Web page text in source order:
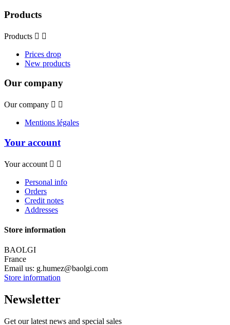
Products
Products  
Prices drop
New products
Our company
Our company  
Mentions légales
Your account
Your account  
Personal info
Orders
Credit notes
Addresses
Store information
BAOLGI
France
Email us: g.humez@baolgi.com
Store information
Newsletter
Get our latest news and special sales